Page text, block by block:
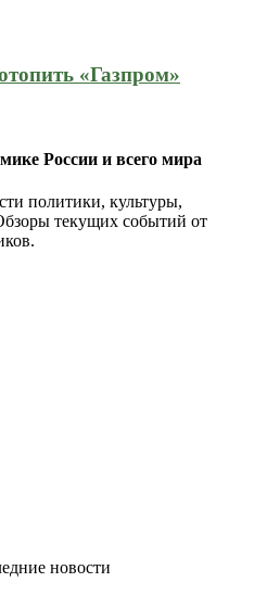
«Газпром»
России и всего мира
политики, культуры,
текущих событий от
новости